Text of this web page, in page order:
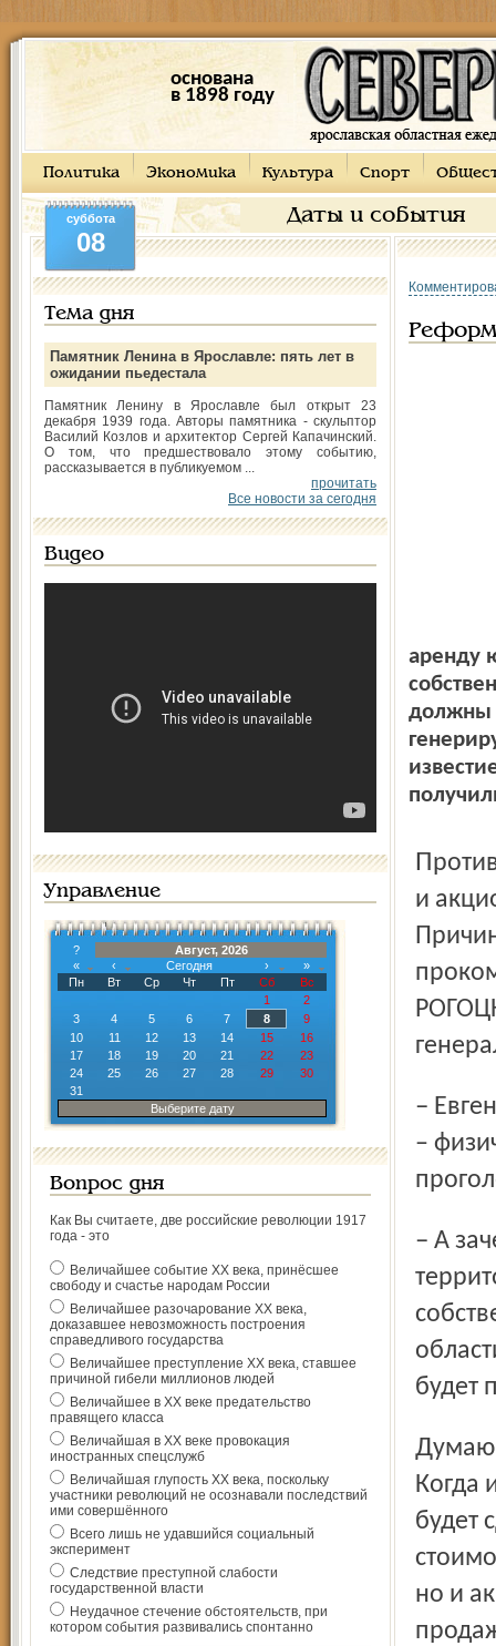
основана
в 1898 году
Политика Экономика Культура Спорт
Даты и события
суббота
08
Тема дня
Памятник Ленина в Ярославле: пять лет в
ожидании пьедестала
Памятник Ленину в Ярославле был открыт 23
декабря 1939 года. Авторы памятника - скульптор
Василий Козлов и архитектор Сергей Капачинский.
О том, что предшествовало этому событию,
рассказывается в публикуемом ...
прочитать
Все новости за сегодня
Видео
Управление
?
Август, 2026
«
‹ Сегодня ›
»
Пн
Вт Ср Чт Пт Сб
Вс
1
2
3
4 5 6 7 8
9
10
11 12 13 14 15
16
17
18 19 20 21 22
23
24
25 26 27 28 29
30
31
Выберите дату
Вопрос дня
Как Вы считаете, две российские революции 1917
года - это
Величайшее событие ХХ века, принёсшее
свободу и счастье народам России
Величайшее разочарование ХХ века,
доказавшее невозможность построения
справедливого государства
Величайшее преступление ХХ века, ставшее
причиной гибели миллионов людей
Величайшее в ХХ веке предательство
правящего класса
Величайшая в ХХ веке провокация
иностранных спецслужб
Величайшая глупость ХХ века, поскольку
участники революций не осознавали последствий
ими совершённого
Всего лишь не удавшийся социальный
эксперимент
Следствие преступной слабости
государственной власти
Неудачное стечение обстоятельств, при
котором события развивались спонтанно
аренду
должны
Против передачи своего имущества ТГК-2 проголосовали
и
– Евгений Алексеевич, почему миноритарные акционеры
–
– А зачем вообще нужно все это объединение? Каждая
будет
Думаю, люди руководствовались и другими мотивами.
Когда
будет
но и